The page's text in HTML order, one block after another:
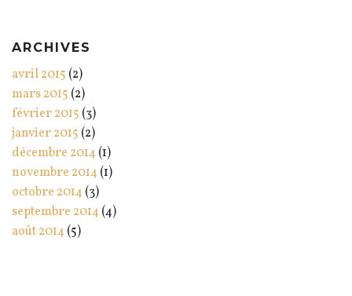
ARCHIVES
avril 2015 (2)
mars 2015 (2)
février 2015 (3)
janvier 2015 (2)
décembre 2014(1)
novembre 2014(1)
octobre 2014(3)
septembre 2014(4)
août 2014(5)